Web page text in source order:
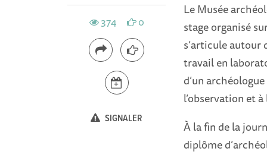
Le Musée
stage organisé
s’articule autour
travail en
d’un
l’observation et
À la fin de la
diplôme
374 0
SIGNALER